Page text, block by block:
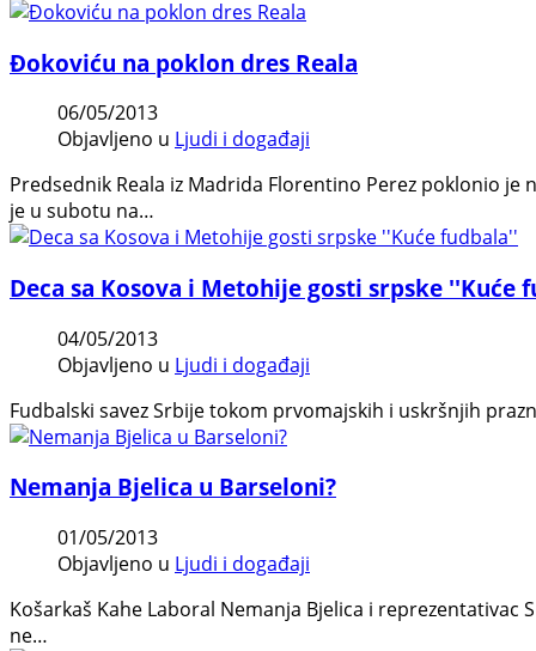
Đokoviću na poklon dres Reala
06/05/2013
Objavljeno u Ljudi i događaji
Predsednik Reala iz Madrida Florentino Perez poklonio
je u subotu na…
Deca sa Kosova i Metohije gosti srpske ''Kuće
04/05/2013
Objavljeno u Ljudi i događaji
Fudbalski savez Srbije tokom prvomajskih i uskršnjih
Nemanja Bjelica u Barseloni?
01/05/2013
Objavljeno u Ljudi i događaji
Košarkaš Kahe Laboral Nemanja Bjelica i
ne…